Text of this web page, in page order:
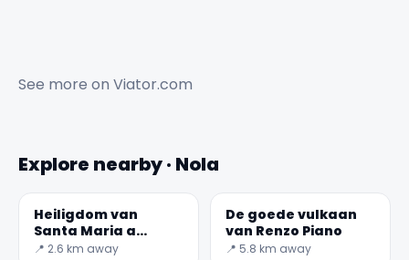
See more on Viator.com
Explore nearby · Nola
Heiligdom van
Santa Maria a
parte)
📍 2.6 km away
De goede vulkaan
van Renzo Piano
📍 5.8 km away